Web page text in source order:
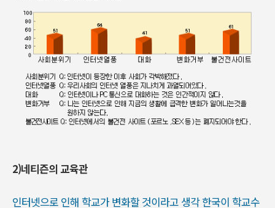
2)네티즌의 교육관
인터넷으로 인해 학교가 변화할 것이라고 생각 한국이 학교수